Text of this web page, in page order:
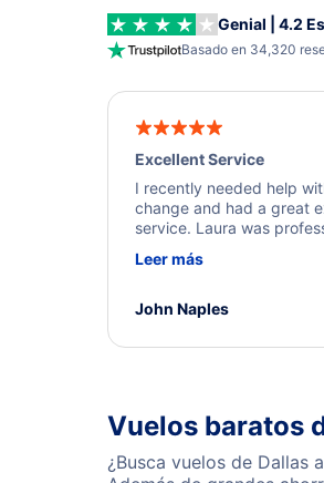
Genial | 4.2
Basado en 34,320
Excellent Service
I recently needed help
change and had a great
service. Laura was
a solution and kept me
Leer más
John Naples
Vuelos baratos
¿Busca vuelos de Dallas